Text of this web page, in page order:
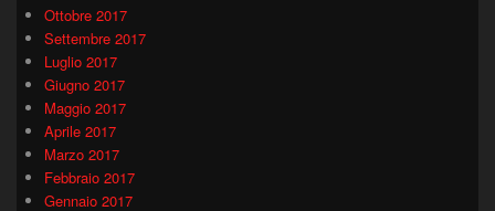
Ottobre 2017
Settembre 2017
Luglio 2017
Giugno 2017
Maggio 2017
Aprile 2017
Marzo 2017
Febbraio 2017
Gennaio 2017